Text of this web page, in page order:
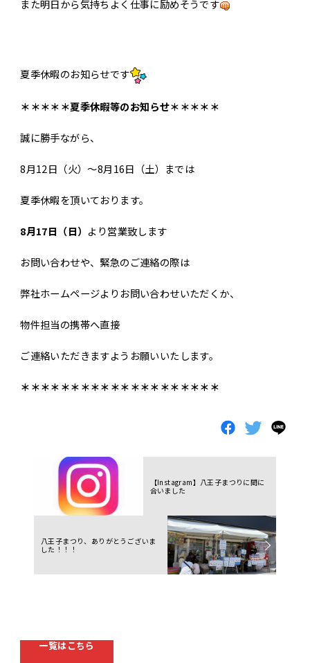
また明日から気持ちよく仕事に励めそうです
夏季休暇のお知らせです
＊＊＊＊＊夏季休暇等のお知らせ＊＊＊＊＊
誠に勝手ながら、
8月12日（火）～8月16日（土）までは
夏季休暇を頂いております。
8月17日（日） より営業致します
お問い合わせや、緊急のご連絡の際は
弊社ホームページよりお問い合わせいただくか、
物件担当の携帯へ直接
ご連絡いただきますようお願いいたします。
＊＊＊＊＊＊＊＊＊＊＊＊＊＊＊＊＊＊＊＊
【Instagram】八王子まつりに間に
合いました
八王子まつり、ありがとうございま
した！！！
一覧はこちら